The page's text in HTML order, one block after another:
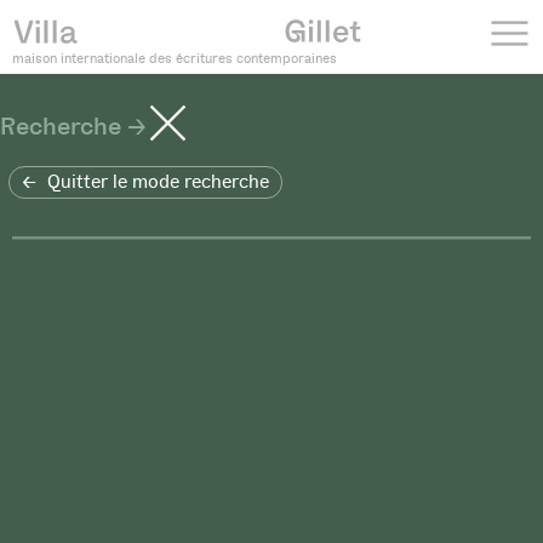
maison internationale des écritures contemporaines
Recherche
Quitter le mode recherche